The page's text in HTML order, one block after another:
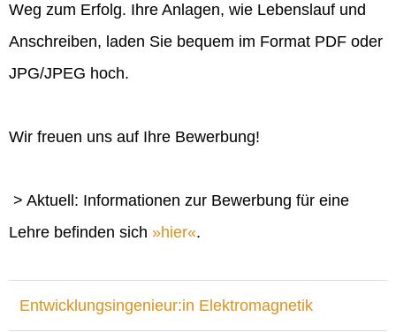
Weg zum Erfolg. Ihre Anlagen, wie Lebenslauf und
Anschreiben, laden Sie bequem im Format PDF oder
JPG/JPEG hoch.
Wir freuen uns auf Ihre Bewerbung!
> Aktuell: Informationen zur Bewerbung für eine
Lehre befinden sich
hier .
Entwicklungsingenieur:in Elektromagnetik